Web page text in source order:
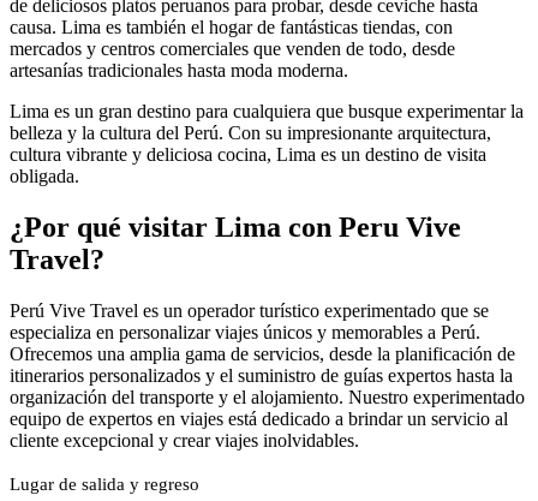
de deliciosos platos peruanos para probar, desde ceviche hasta
causa. Lima es también el hogar de fantásticas tiendas, con
mercados y centros comerciales que venden de todo, desde
artesanías tradicionales hasta moda moderna.
Lima es un gran destino para cualquiera que busque experimentar la
belleza y la cultura del Perú. Con su impresionante arquitectura,
cultura vibrante y deliciosa cocina, Lima es un destino de visita
obligada.
¿Por qué visitar Lima con Peru Vive
Travel?
Perú Vive Travel es un operador turístico experimentado que se
especializa en personalizar viajes únicos y memorables a Perú.
Ofrecemos una amplia gama de servicios, desde la planificación de
itinerarios personalizados y el suministro de guías expertos hasta la
organización del transporte y el alojamiento. Nuestro experimentado
equipo de expertos en viajes está dedicado a brindar un servicio al
cliente excepcional y crear viajes inolvidables.
Lugar de salida y regreso